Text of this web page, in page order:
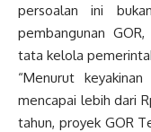
persoalan ini
pembangunan
tata kelola
“Menurut
mencapai lebih dari
tahun, proyek GOR